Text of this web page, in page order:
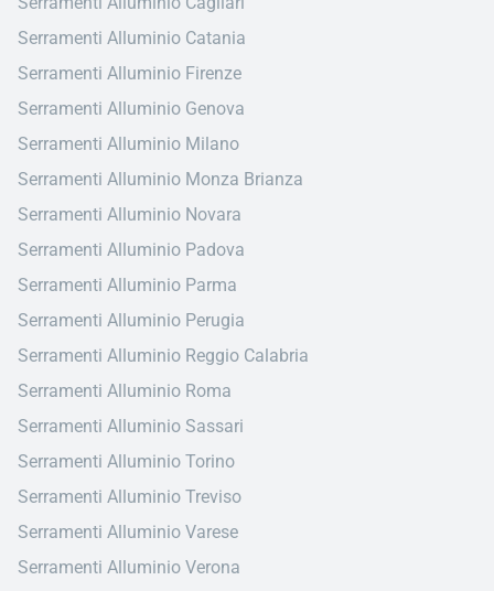
Serramenti Alluminio Catania
Serramenti Alluminio Firenze
Serramenti Alluminio Genova
Serramenti Alluminio Milano
Serramenti Alluminio Monza Brianza
Serramenti Alluminio Novara
Serramenti Alluminio Padova
Serramenti Alluminio Parma
Serramenti Alluminio Perugia
Serramenti Alluminio Reggio Calabria
Serramenti Alluminio Roma
Serramenti Alluminio Sassari
Serramenti Alluminio Torino
Serramenti Alluminio Treviso
Serramenti Alluminio Varese
Serramenti Alluminio Verona